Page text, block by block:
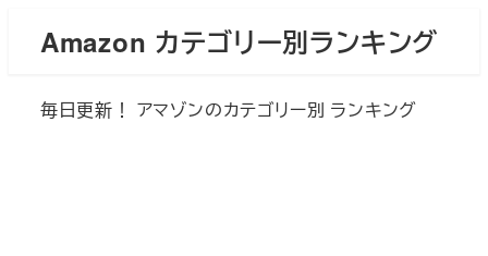
Amazon カテゴリー別ランキング
毎日更新！ アマゾンのカテゴリー別 ランキング